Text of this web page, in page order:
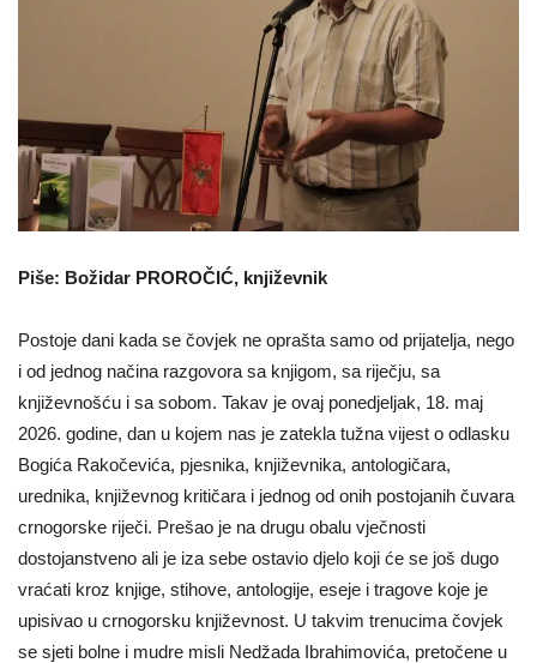
Piše: Božidar PROROČIĆ, književnik
Postoje dani kada se čovjek ne oprašta samo od prijatelja, nego
i od jednog načina razgovora sa knjigom, sa riječju, sa
književnošću i sa sobom. Takav je ovaj ponedjeljak, 18. maj
2026. godine, dan u kojem nas je zatekla tužna vijest o odlasku
Bogića Rakočevića, pjesnika, književnika, antologičara,
urednika, književnog kritičara i jednog od onih postojanih čuvara
crnogorske riječi. Prešao je na drugu obalu vječnosti
dostojanstveno ali je iza sebe ostavio djelo koji će se još dugo
vraćati kroz knjige, stihove, antologije, eseje i tragove koje je
upisivao u crnogorsku književnost. U takvim trenucima čovjek
se sjeti bolne i mudre misli Nedžada Ibrahimovića, pretočene u